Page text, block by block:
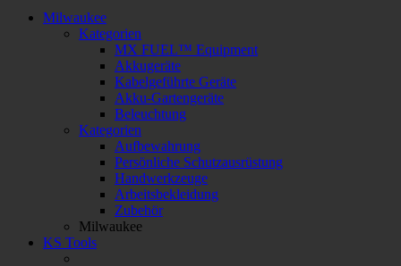
Milwaukee
Kategorien
MX FUEL™ Equipment
Akkugeräte
Kabelgeführte Geräte
Akku-Gartengeräte
Beleuchtung
Kategorien
Aufbewahrung
Persönliche Schutzausrüstung
Handwerkzeuge
Arbeitsbekleidung
Zubehör
Milwaukee
KS Tools